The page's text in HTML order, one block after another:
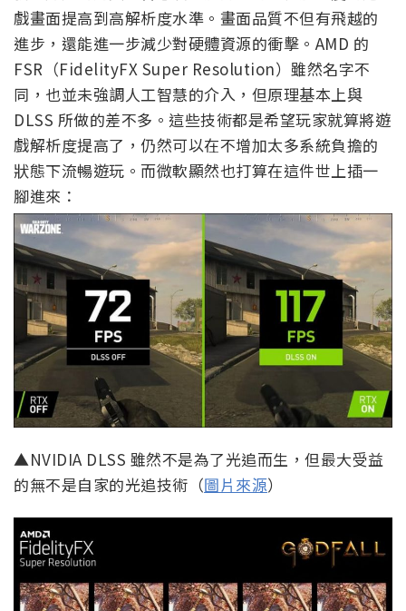
戲畫面提高到高解析度水準。畫面品質不但有飛越的
進步，還能進一步減少對硬體資源的衝擊。AMD 的
FSR（FidelityFX Super Resolution）雖然名字不
同，也並未強調人工智慧的介入，但原理基本上與
DLSS 所做的差不多。這些技術都是希望玩家就算將遊
戲解析度提高了，仍然可以在不增加太多系統負擔的
狀態下流暢遊玩。而微軟顯然也打算在這件世上插一
腳進來：
▲NVIDIA DLSS 雖然不是為了光追而生，但最大受益
的無不是自家的光追技術（圖片來源）